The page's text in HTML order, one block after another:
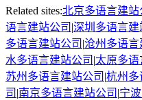
Related sites:北京多语言建站
语言建站公司 |深圳 多语言建
多语言建站公司 |沧州 多语言
水多语言建站公司 |太原多语
苏州 多语言建站公司 |杭州 多
司 |南京多语言建站公司 |宁波